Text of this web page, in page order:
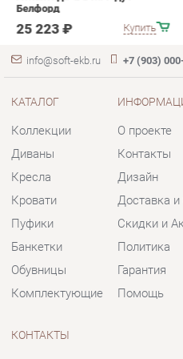
Коллекции
Кресла
Банкетки
Обувницы
Комплектующие
О проекте
Дизайн
Политика
Гарантия
Помощь
КОНТАКТЫ
Шоурум и склад самовывоза
Адрес: г. Екатеринбург, пер.
Базовый, 47
Часы работы: